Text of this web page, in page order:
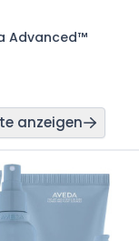
Advanced™
anzeigen